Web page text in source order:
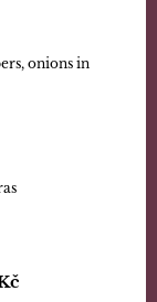
onions in